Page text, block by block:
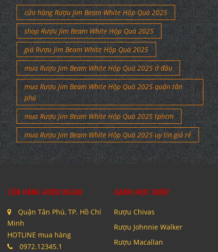
cửa hàng Rượu Jim Beam White Hộp Quà 2025
shop Rượu Jim Beam White Hộp Quà 2025
giá Rượu Jim Beam White Hộp Quà 2025
mua Rượu Jim Beam White Hộp Quà 2025 ở đâu
mua Rượu Jim Beam White Hộp Quà 2025 quận tân
phú
mua Rượu Jim Beam White Hộp Quà 2025 tphcm
mua Rượu Jim Beam White Hộp Quà 2025 uy tín giả rẻ
CỬA HÀNG RƯỢU NGOẠI
Quận Tân Phú, TP. Hồ Chí
Minh
HOTLINE mua hàng
0972.12345.1
DANH MỤC RƯỢU
Rượu Chivas
Rượu Johnnie Walker
Rượu Macallan